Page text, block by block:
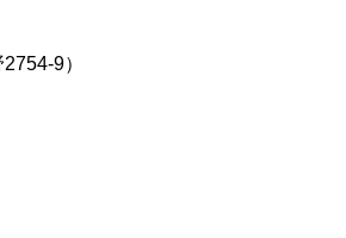
9）